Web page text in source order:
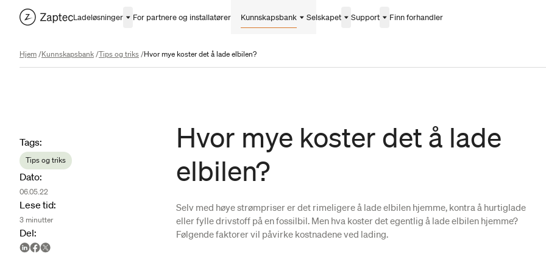
Ladeløsninger For partnere og installatører Kunnskapsbank Selskapet Support Finn forhandler
Hjem/Kunnskapsbank/Tips og triks/Hvor mye koster det å lade elbilen?
Hvor mye koster det å lade
elbilen?
Selv med høye strømpriser er det rimeligere å lade elbilen hjemme, kontra å hurtiglade
eller fylle drivstoff på en fossilbil. Men hva koster det egentlig å lade elbilen hjemme?
Følgende faktorer vil påvirke kostnadene ved lading.
Article metadata
Tags:
Tips og triks
Dato:
06.05.22
Lese tid:
3 minutter
Del: